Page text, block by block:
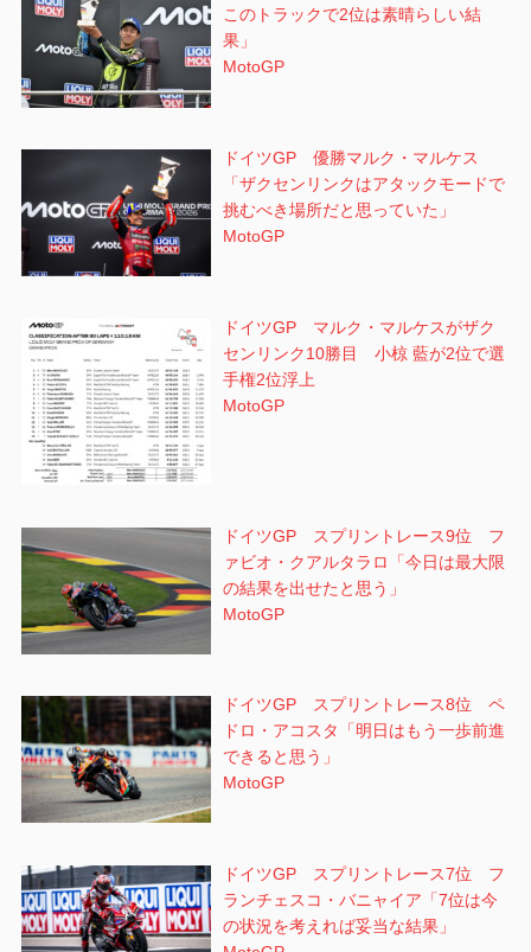
このトラックで2位は素晴らしい結
果」
MotoGP
ドイツGP 優勝マルク・マルケス
「ザクセンリンクはアタックモードで
挑むべき場所だと思っていた」
MotoGP
ドイツGP マルク・マルケスがザク
センリンク10勝目 小椋 藍が2位で選
手権2位浮上
MotoGP
ドイツGP スプリントレース9位 フ
ァビオ・クアルタラロ「今日は最大限
の結果を出せたと思う」
MotoGP
ドイツGP スプリントレース8位 ペ
ドロ・アコスタ「明日はもう一歩前進
できると思う」
MotoGP
ドイツGP スプリントレース7位 フ
ランチェスコ・バニャイア「7位は今
の状況を考えれば妥当な結果」